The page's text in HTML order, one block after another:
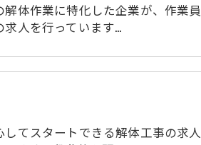
解体作業に特化した企業が、作業員
求人を行っています…
してスタートできる解体工事の求人